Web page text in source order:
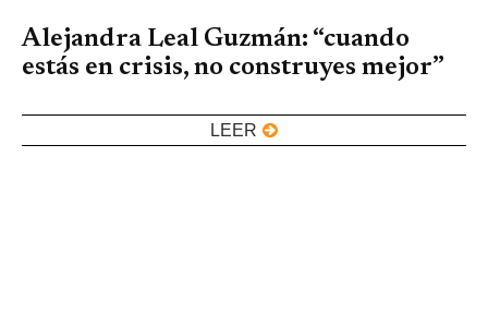
Alejandra Leal Guzmán: “cuando
estás en crisis, no construyes mejor”
LEER